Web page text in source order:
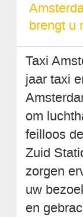
brengt u
Taxi
jaar taxi
om
feilloos
Zuid
zorgen
uw
en